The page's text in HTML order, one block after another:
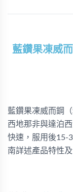
藍鑽果凍威
藍鑽果凍威而鋼
西地那非與達泊
快速，服用後15-
南詳述產品特性